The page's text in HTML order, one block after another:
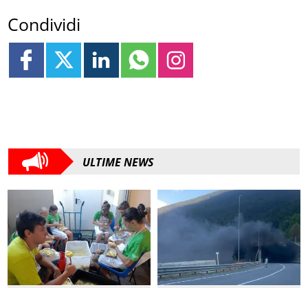
Condividi
ULTIME NEWS